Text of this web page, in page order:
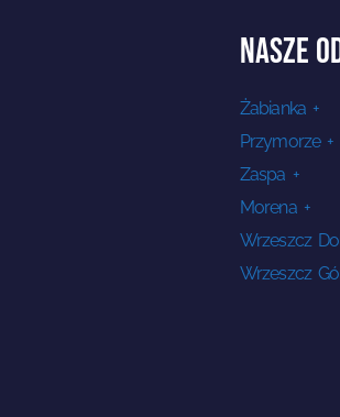
NASZE
Żabianka +
Przymorze +
Zaspa +
Morena +
Wrzeszcz
Wrzeszcz